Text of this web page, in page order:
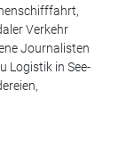
Verkehr
Journalisten
Logistik in See-